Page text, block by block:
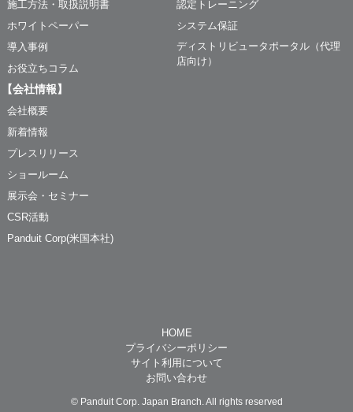
施工方法・取扱説明書
ホワイトペーパー
導入事例
お役立ちコラム
認定トレーニング
システム保証
ディストリビュータポータル（代理
店向け）
【会社情報】
会社概要
新着情報
プレスリリース
ショールーム
展示会・セミナー
CSR活動
Panduit Corp(米国本社)
HOME
プライバシーポリシー
サイト利用について
お問い合わせ
© Panduit Corp. Japan Branch. All rights reserved